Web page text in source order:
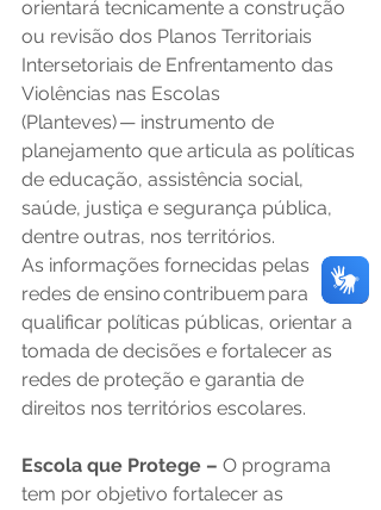
orientará tecnicamente a construção
ou revisão dos Planos Territoriais
Intersetoriais de Enfrentamento das
Violências nas Escolas
(Planteves) — instrumento de
planejamento que articula as políticas
de educação, assistência social,
saúde, justiça e segurança pública,
dentre outras, nos territórios.
As informações fornecidas pelas
redes de ensino contribuem para
qualificar políticas públicas, orientar a
tomada de decisões e fortalecer as
redes de proteção e garantia de
direitos nos territórios escolares.
Escola que Protege – O programa
tem por objetivo fortalecer as